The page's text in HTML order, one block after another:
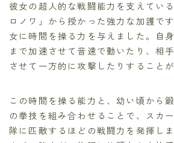
彼女の超人的な戦闘能力を支えてい
ロノワ」から授かった強力な加護で
女に時間を操る力を与えました。自
まで加速させて音速で動いたり、相
させて一方的に攻撃したりすることが
この時間を操る能力と、幼い頃から
の拳技を組み合わせることで、スカ
隊に匹敵するほどの戦闘力を発揮し